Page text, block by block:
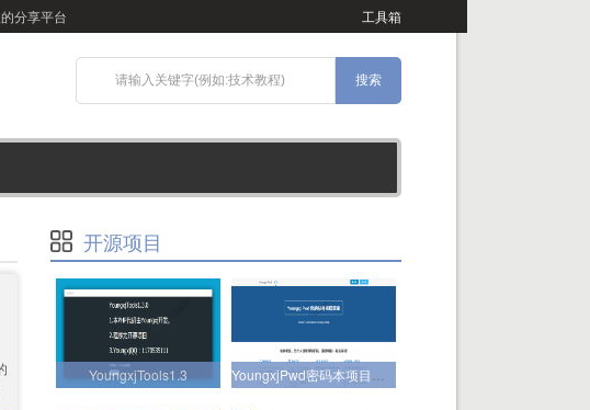
分享平台 工具箱
开源项目
YoungxjTools1.3